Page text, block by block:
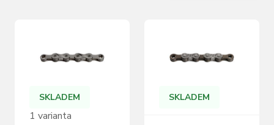
SKLADEM
1 varianta
SKLADEM